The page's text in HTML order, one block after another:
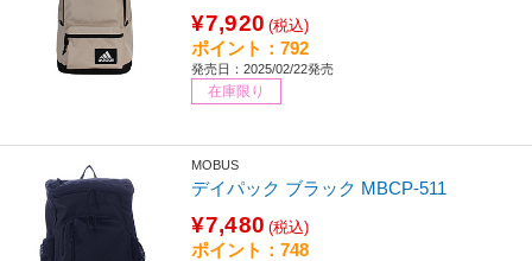
¥7,920 (税込)
ポイント：792
発売日：2025/02/22発売
在庫限り
MOBUS
デイパック ブラック MBCP-511
¥7,480 (税込)
ポイント：748